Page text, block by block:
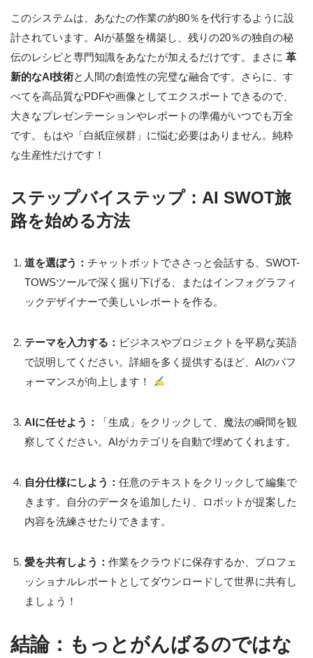
このシステムは、あなたの作業の約80％を代行するように設
計されています。AIが基盤を構築し、残りの20％の独自の秘
伝のレシピと専門知識をあなたが加えるだけです。まさに 革
新的なAI技術と人間の創造性の完璧な融合です。さらに、す
べてを高品質なPDFや画像としてエクスポートできるので、
大きなプレゼンテーションやレポートの準備がいつでも万全
です。もはや「白紙症候群」に悩む必要はありません。純粋
な生産性だけです！
ステップバイステップ：AI SWOT旅
路を始める方法
道を選ぼう： チャットボットでささっと会話する、SWOT-
TOWSツールで深く掘り下げる、またはインフォグラフィ
ックデザイナーで美しいレポートを作る。
テーマを入力する： ビジネスやプロジェクトを平易な英語
で説明してください。詳細を多く提供するほど、AIのパフ
ォーマンスが向上します！
AIに任せよう：
「生成」をクリックして、魔法の瞬間を観
察してください。AIがカテゴリを自動で埋めてくれます。
自分仕様にしよう： 任意のテキストをクリックして編集で
きます。自分のデータを追加したり、ロボットが提案した
内容を洗練させたりできます。
愛を共有しよう： 作業をクラウドに保存するか、プロフェ
ッショナルレポートとしてダウンロードして世界に共有し
ましょう！
結論：もっとがんばるのではな